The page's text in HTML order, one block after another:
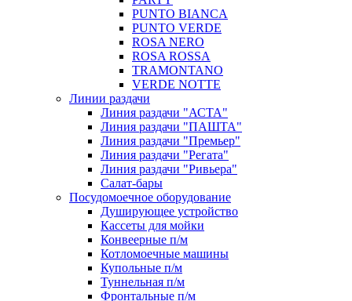
PUNTO BIANCA
PUNTO VERDE
ROSA NERO
ROSA ROSSA
TRAMONTANO
VERDE NOTTE
Линии раздачи
Линия раздачи "АСТА"
Линия раздачи "ПАШТА"
Линия раздачи "Премьер"
Линия раздачи "Регата"
Линия раздачи "Ривьера"
Салат-бары
Посудомоечное оборудование
Душирующее устройство
Кассеты для мойки
Конвеерные п/м
Котломоечные машины
Купольные п/м
Туннельная п/м
Фронтальные п/м